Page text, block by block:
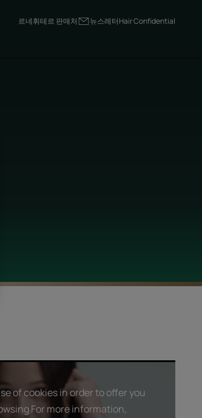
르네휘테르 판매처 뉴스레터Hair Confidential
of cookies in order to offer you
For more information,